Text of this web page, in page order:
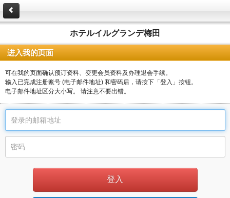
ホテルイルグランデ梅田
进入我的页面
可在我的页面确认预订资料、变更会员资料及办理退会手续。
输入已完成注册账号 (电子邮件地址) 和密码后，请按下「登入」按钮。
电子邮件地址区分大小写。 请注意不要出错。